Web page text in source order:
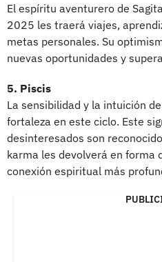
El espíritu aventurero de
2025 les traerá viajes,
metas personales. Su
nuevas oportunidades y
5. Piscis
La sensibilidad y la intuición
fortaleza en este ciclo. Este
desinteresados son
karma les devolverá en forma
conexión espiritual más